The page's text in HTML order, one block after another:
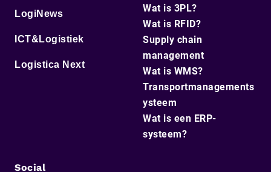
LogiNews
ICT&Logistiek
Logistica Next
Wat is 3PL?
Wat is RFID?
Supply chain
management
Wat is WMS?
Transportmanagements
ysteem
Wat is een ERP-
systeem?
Social